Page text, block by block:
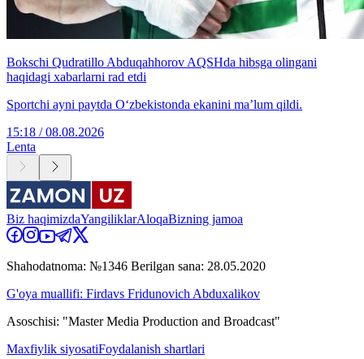
Bokschi Qudratillo Abduqahhorov AQSHda hibsga olingani
haqidagi xabarlarni rad etdi
Sportchi ayni paytda O‘zbekistonda ekanini ma’lum qildi.
15:18 / 08.08.2026
Lenta
Biz haqimizdaYangiliklarAloqaBizning jamoa
Shahodatnoma: №1346 Berilgan sana: 28.05.2020
G'oya muallifi: Firdavs Fridunovich Abduxalikov
Asoschisi: "Master Media Production and Broadcast"
Maxfiylik siyosatiFoydalanish shartlari